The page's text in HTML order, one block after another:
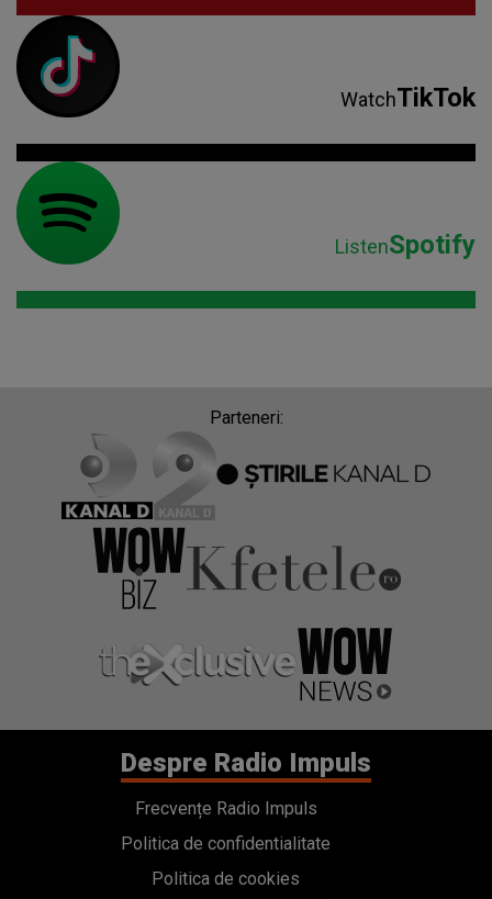
WatchTikTok
ListenSpotify
Parteneri:
Despre Radio Impuls
Frecvențe Radio Impuls
Politica de confidentialitate
Politica de cookies